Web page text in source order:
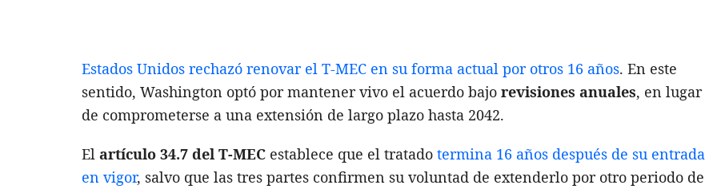
Estados Unidos rechazó renovar el T-MEC en su forma actual por otros 16 años. En este
sentido, Washington optó por mantener vivo el acuerdo bajo revisiones anuales, en lugar
de comprometerse a una extensión de largo plazo hasta 2042.
El artículo 34.7 del T-MEC establece que el tratado termina 16 años después de su entrada
en vigor, salvo que las tres partes confirmen su voluntad de extenderlo por otro periodo de